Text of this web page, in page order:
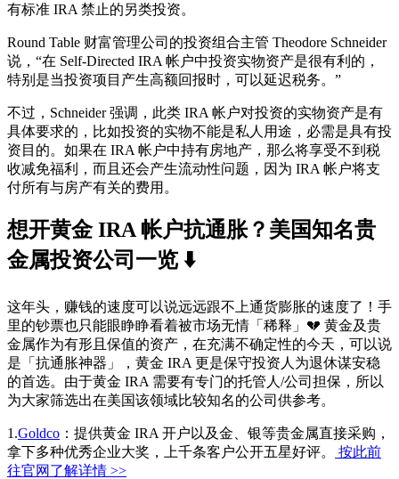
有标准 IRA 禁止的另类投资。
Round Table 财富管理公司的投资组合主管 Theodore Schneider
说，“在 Self-Directed IRA 帐户中投资实物资产是很有利的，
特别是当投资项目产生高额回报时，可以延迟税务。”
不过，Schneider 强调，此类 IRA 帐户对投资的实物资产是有
具体要求的，比如投资的实物不能是私人用途，必需是具有投
资目的。如果在 IRA 帐户中持有房地产，那么将享受不到税
收减免福利，而且还会产生流动性问题，因为 IRA 帐户将支
付所有与房产有关的费用。
想开黄金 IRA 帐户抗通胀？美国知名贵
金属投资公司一览 ⬇️
这年头，赚钱的速度可以说远远跟不上通货膨胀的速度了！手
里的钞票也只能眼睁睁看着被市场无情「稀释」💔 黄金及贵
金属作为有形且保值的资产，在充满不确定性的今天，可以说
是「抗通胀神器」，黄金 IRA 更是保守投资人为退休谋安稳
的首选。由于黄金 IRA 需要有专门的托管人/公司担保，所以
为大家筛选出在美国该领域比较知名的公司供参考。
1.Goldco ：提供黄金 IRA 开户以及金、银等贵金属直接采购，
拿下多种优秀企业大奖，上千条客户公开五星好评。
按此前
往官网了解详情 >>